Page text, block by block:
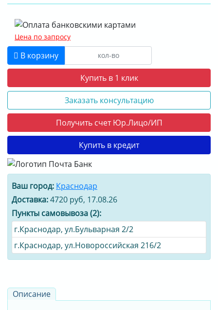
О КОМПАНИИ
ДОСТАВКА
ОПЛАТА
Цена по запросу
В корзину
Купить в 1 клик
Заказать консультацию
Получить счет Юр.Лицо/ИП
Купить в кредит
Ваш город: Краснодар
Доставка:4720 руб, 17.08.26
Пункты самовывоза (2):
г.Краснодар, ул.Бульварная 2/2
г.Краснодар, ул.Новороссийская 216/2
Описание